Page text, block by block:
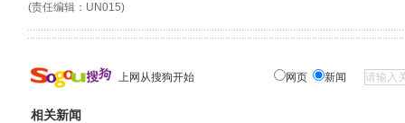
(责任编辑：UN015)
上网从搜狗开始 网页 新闻
相关新闻